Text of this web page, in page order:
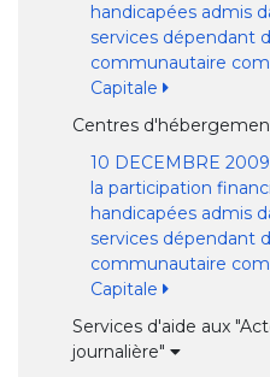
handicapées admis
services dépendant
communautaire
Capitale
Centres
10 DECEMBRE
la participation
handicapées admis
services dépendant
communautaire
Capitale
Services d'aide aux
journalière"